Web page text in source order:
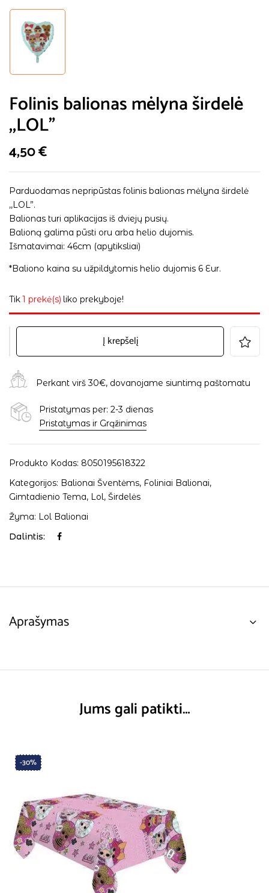
Folinis balionas mėlyna širdelė
,,LOL”
4,50€
Parduodamas nepripūstas folinis balionas mėlyna širdelė
,,LOL”.
Balionas turi aplikacijas iš dviejų pusių.
Balioną galima pūsti oru arba helio dujomis.
Išmatavimai: 46cm (apytiksliai)
*Baliono kaina su užpildytomis helio dujomis 6 Eur.
Tik1 prekė(s) liko prekyboje!
Į krepšelį
Perkant virš 30€, dovanojame siuntimą paštomatu
Pristatymas per: 2-3 dienas
Pristatymas ir Grąžinimas
Produkto Kodas: 8050195618322
Kategorijos: Balionai Šventėms, Foliniai Balionai,
Gimtadienio Tema, Lol, Širdelės
Žyma: Lol Balionai
Dalintis:
Aprašymas
Jums gali patikti…
-30%